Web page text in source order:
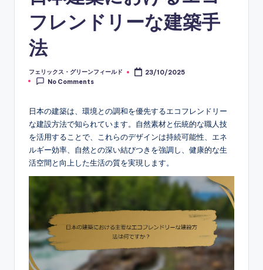
フレンドリーな建築手
法
Posted
by
フェリックス・グリーンフィールド
23/10/2025
No Comments
日本の建築は、環境との調和を優先するエコフレンドリー
な建設方法で知られています。自然素材と伝統的な職人技
を活用することで、これらのデザインは持続可能性、エネ
ルギー効率、自然との深い結びつきを強調し、健康的な生
活空間と向上した生活の質を実現します。